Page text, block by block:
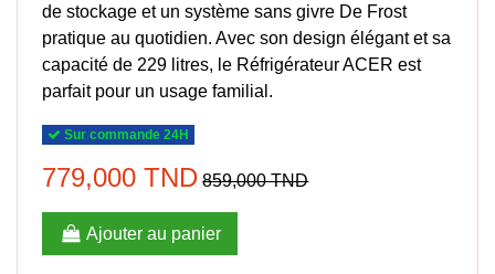
de stockage et un système sans givre De Frost
pratique au quotidien. Avec son design élégant et sa
capacité de 229 litres, le Réfrigérateur ACER est
parfait pour un usage familial.
Sur commande 24H
779,000 TND 859,000 TND
Ajouter au panier